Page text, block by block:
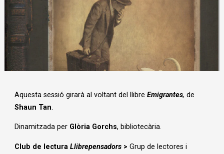
Aquesta sessió girarà al voltant del llibre Emigrantes, de
Shaun Tan.
Dinamitzada per Glòria Gorchs, bibliotecària.
Club de lectura Llibrepensadors > Grup de lectores i